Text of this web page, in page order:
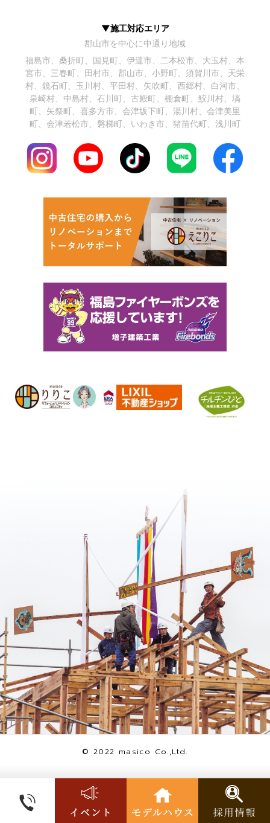
▼施工対応エリア
郡山市を中心に中通り地域
福島市、桑折町、国見町、伊達市、二本松市、大玉村、本
宮市、三春町、田村市、郡山市、小野町、須賀川市、天栄
村、鏡石町、玉川村、平田村、矢吹町、西郷村、白河市、
泉崎村、中島村、石川町、古殿町、棚倉町、鮫川村、塙
町、矢祭町、喜多方市、会津坂下町、湯川村、会津美里
町、会津若松市、磐梯町、いわき市、猪苗代町、浅川町
© 2022 masico Co.,Ltd.